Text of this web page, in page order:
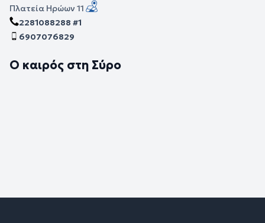
Πλατεία Ηρώων 11
2281088288 #1
6907076829
Ο καιρός στη Σύρο